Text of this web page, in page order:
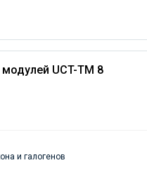
UCT-TM 8
и галогенов